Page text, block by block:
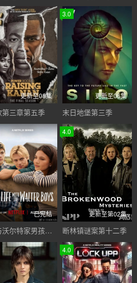
更新至08集
第三章第五季
3.0
更新至06集
末日地堡第三季
已完结
我与沃尔特家男孩的生活第三季
4.0
更新至第02集
断林镇谜案第十二季
4.0